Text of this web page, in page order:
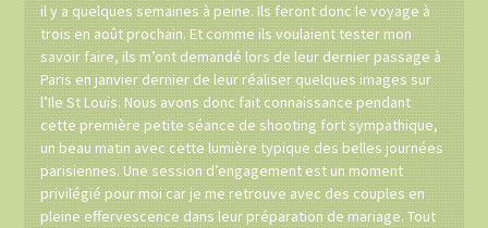
il y a quelques semaines à peine. Ils feront donc le voyage à
trois en août prochain. Et comme ils voulaient tester mon
savoir faire, ils m’ont demandé lors de leur dernier passage à
Paris en janvier dernier de leur réaliser quelques images sur
l’Ile St Louis. Nous avons donc fait connaissance pendant
cette première petite séance de shooting fort sympathique,
un beau matin avec cette lumière typique des belles journées
parisiennes. Une session d’engagement est un moment
privilégié pour moi car je me retrouve avec des couples en
pleine effervescence dans leur préparation de mariage. Tout